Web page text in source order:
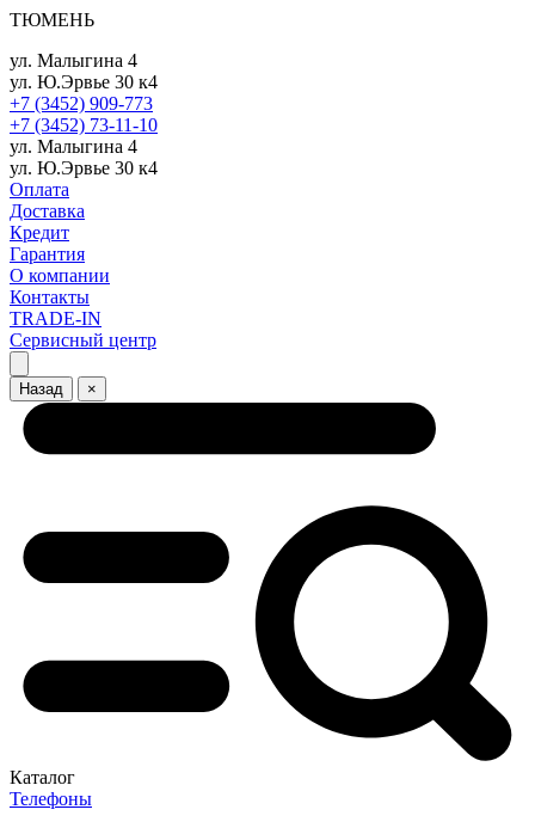
ТЮМЕНЬ
ул. Малыгина 4
ул. Ю.Эрвье 30 к4
+7 (3452) 909-773
+7 (3452) 73-11-10
ул. Малыгина 4
ул. Ю.Эрвье 30 к4
Оплата
Доставка
Кредит
Гарантия
О компании
Контакты
TRADE-IN
Сервисный центр
Назад ×
Каталог
Телефоны